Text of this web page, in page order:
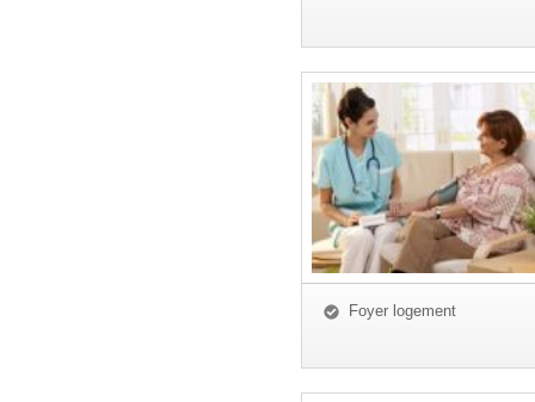
Foyer logement